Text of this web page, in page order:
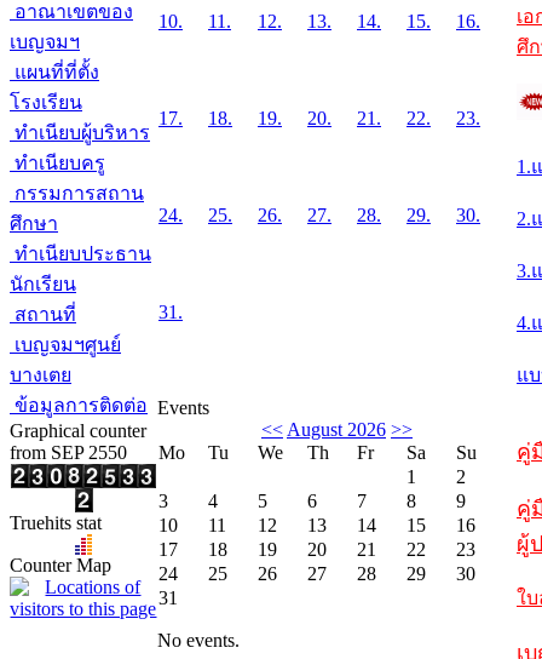
อาณาเขตของ
เบญจมฯ
แผนที่ที่ตั้ง
โรงเรียน
ทำเนียบผู้บริหาร
ทำเนียบครู
กรรมการสถาน
ศึกษา
ทำเนียบประธาน
นักเรียน
สถานที่
เบญจมฯศูนย์
บางเตย
ข้อมูลการติดต่อ
Graphical counter
from SEP 2550
Truehits stat
Counter Map
10. 11. 12. 13. 14. 15. 16.
17. 18. 19. 20. 21. 22. 23.
24. 25. 26. 27. 28. 29. 30.
31.
Events
<< August 2026 >>
Mo
Tu We Th Fr Sa
Su
1
2
3
4 5 6 7 8
9
10
11 12 13 14 15
16
17
18 19 20 21 22
23
24
25 26 27 28 29
30
31
No events.
เ
ศึ
1.
2.
3.
4.
แ
คู่
คู่
ผู้
ใ
เ